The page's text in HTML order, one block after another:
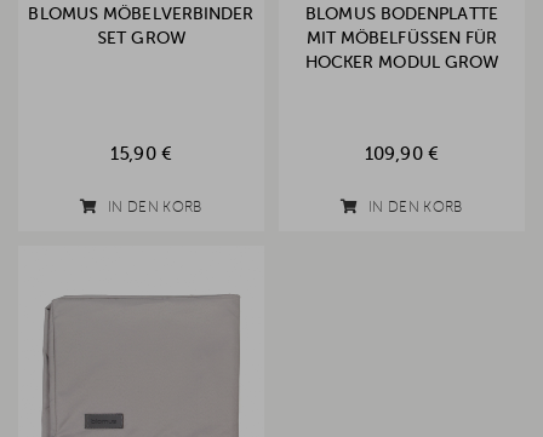
BLOMUS MÖBELVERBINDER
SET GROW
15,90 €
IN DEN KORB
BLOMUS BODENPLATTE
MIT MÖBELFÜSSEN FÜR H
OCKER MODUL GROW
109,90 €
IN DEN KORB